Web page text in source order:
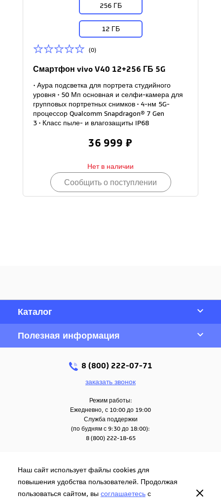
256 ГБ
12 ГБ
(0)
Смартфон vivo V40 12+256 ГБ 5G
• Аура подсветка для портрета студийного
уровня • 50 Мп основная и селфи-камера для
групповых портретных снимков • 4-нм 5G-
процессор Qualcomm Snapdragon® 7 Gen
3 • Класс пыле- и влагозащиты IP68
36 999 ₽
Нет в наличии
Сообщить о поступлении
Каталог
Полезная информация
8 (800) 222-07-71
заказать звонок
Режим работы:
Ежедневно, с 10:00 до 19:00
Служба поддержки
(по будням с 9:30 до 18:00):
8 (800) 222-18-65
© 2026. Все права защищены
Политика
Согласие на обработку персональных
Наш сайт использует файлы cookies для
повышения удобства пользователей. Продолжая
пользоваться сайтом, вы соглашаетесьс